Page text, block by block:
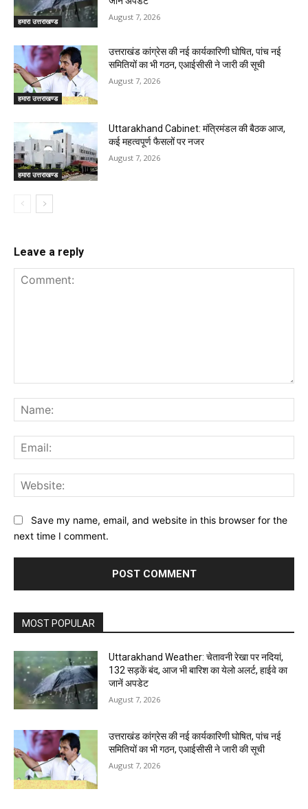
हमारा उत्तराखण्ड August 7, 2026
हमारा उत्तराखण्ड
उत्तराखंड कांग्रेस की नई कार्यकारिणी घोषित, पांच नई
समितियों का भी गठन, एआईसीसी ने जारी की सूची
August 7, 2026
हमारा उत्तराखण्ड
Uttarakhand Cabinet: मंत्रिमंडल की बैठक आज,
कई महत्वपूर्ण फैसलों पर नजर
August 7, 2026
Leave a reply
Save my name, email, and website in this browser for the
next time I comment.
MOST POPULAR
Uttarakhand Weather: चेतावनी रेखा पर नदियां,
132 सड़कें बंद, आज भी बारिश का येलो अलर्ट, हाईवे का
जानें अपडेट
August 7, 2026
उत्तराखंड कांग्रेस की नई कार्यकारिणी घोषित, पांच नई
समितियों का भी गठन, एआईसीसी ने जारी की सूची
August 7, 2026